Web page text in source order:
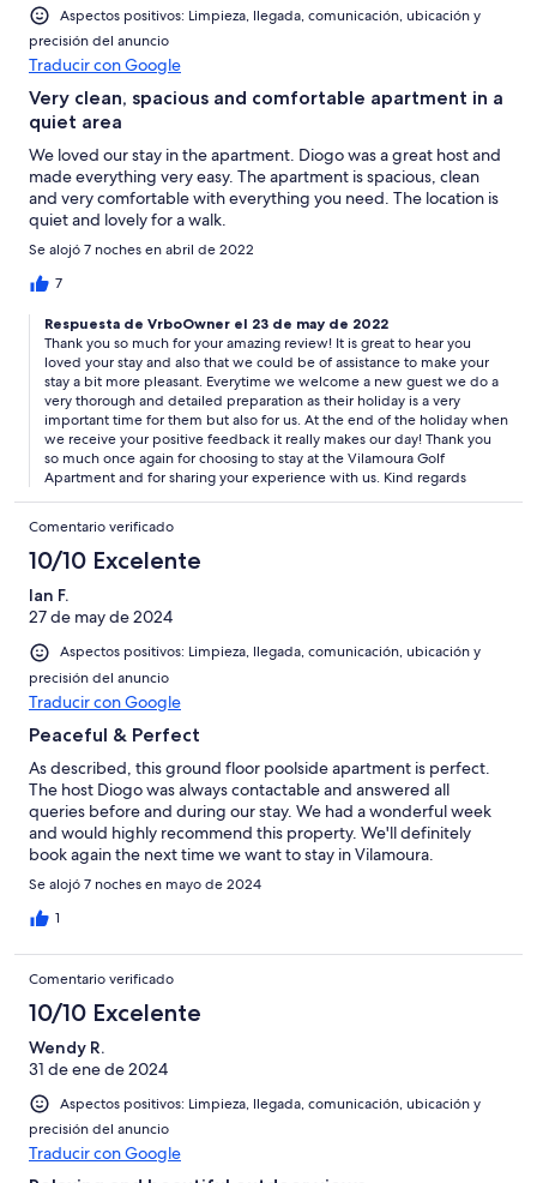
Aspectos positivos: Limpieza, llegada, comunicación, ubicación y
precisión del anuncio
Traducir con Google
Very clean, spacious and comfortable apartment in a
quiet area
We loved our stay in the apartment. Diogo was a great host and
made everything very easy. The apartment is spacious, clean
and very comfortable with everything you need. The location is
quiet and lovely for a walk.
Se alojó 7 noches en abril de 2022
7
Respuesta de VrboOwner el 23 de may de 2022
Thank you so much for your amazing review! It is great to hear you
loved your stay and also that we could be of assistance to make your
stay a bit more pleasant. Everytime we welcome a new guest we do a
very thorough and detailed preparation as their holiday is a very
important time for them but also for us. At the end of the holiday when
we receive your positive feedback it really makes our day! Thank you
so much once again for choosing to stay at the Vilamoura Golf
Apartment and for sharing your experience with us. Kind regards
Comentario verificado
10/10 Excelente
Ian F.
27 de may de 2024
Aspectos positivos: Limpieza, llegada, comunicación, ubicación y
precisión del anuncio
Traducir con Google
Peaceful & Perfect
As described, this ground floor poolside apartment is perfect.
The host Diogo was always contactable and answered all
queries before and during our stay. We had a wonderful week
and would highly recommend this property. We'll definitely
book again the next time we want to stay in Vilamoura.
Se alojó 7 noches en mayo de 2024
1
Comentario verificado
10/10 Excelente
Wendy R.
31 de ene de 2024
Aspectos positivos: Limpieza, llegada, comunicación, ubicación y
precisión del anuncio
Traducir con Google